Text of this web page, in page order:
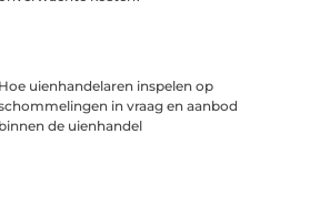
Hoe uienhandelaren inspelen op
in vraag en aanbod
binnen de uienhandel